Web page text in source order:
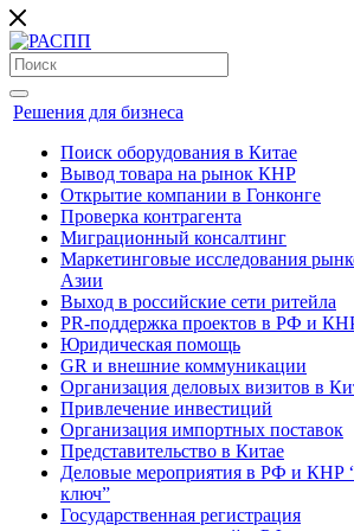
Решения для бизнеса
Поиск оборудования в Китае
Вывод товара на рынок КНР
Открытие компании в Гонконге
Проверка контрагента
Миграционный консалтинг
Маркетинговые исследования
Азии
Выход в российские сети ритейла
PR-поддержка проектов в РФ и
Юридическая помощь
GR и внешние коммуникации
Организация деловых визитов в
Привлечение инвестиций
Организация импортных поставок
Представительство в Китае
Деловые мероприятия в РФ и КНР
ключ”
Государственная регистрация